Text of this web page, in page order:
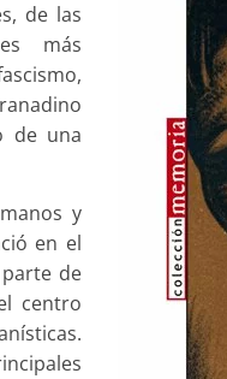
de las
más
de una
y
en el
de
centro